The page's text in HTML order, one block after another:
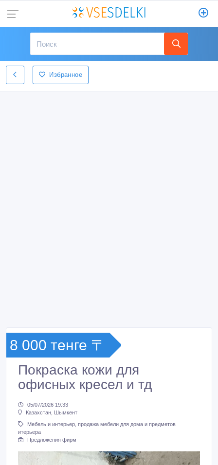
Избранное
8 000 тенге 〒
Покраска кожи для
офисных кресел и тд
05/07/2026 19:33
Казахстан, Шымкент
Мебель и интерьер, продажа мебели для дома и предметов
итерьера
Предложения фирм